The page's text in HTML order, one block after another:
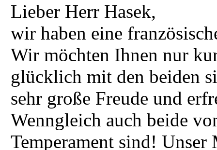
Lieber Herr Hasek,
wir haben eine
Wir möchten Ihnen nur
glücklich mit den beiden
sehr große Freude und
Wenngleich auch beide
Temperament sind! Unser